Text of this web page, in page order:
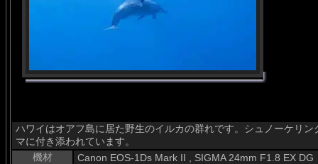
ハワイはオアフ島に居た野生のイルカの群れです。シュノーケリ
マに付き添われています。
機材
Canon EOS-1Ds Mark II , SIGMA 24mm F1.8 EX DG